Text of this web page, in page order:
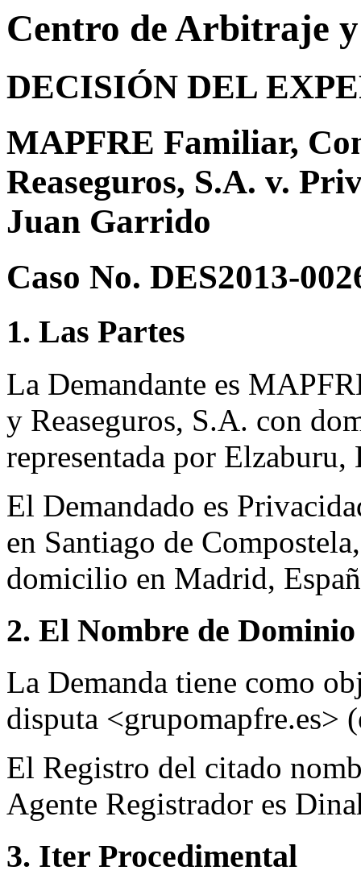
Centro de Arbitraje
DECISIÓN DEL
MAPFRE Familiar,
Reaseguros, S.A. v.
Juan Garrido
Caso No. DES2013-
1. Las Partes
La Demandante es
y Reaseguros, S.A. con
representada por Elzaburu,
El Demandado es
en Santiago de
domicilio en Madrid,
2. El Nombre de
La Demanda tiene como
disputa <grupomapfre.es>
El Registro del citado
Agente Registrador es
3. Iter Procedimental